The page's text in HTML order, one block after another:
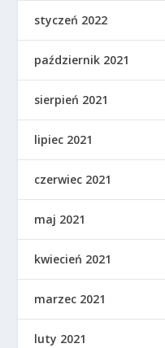
styczeń 2022
październik 2021
sierpień 2021
lipiec 2021
czerwiec 2021
maj 2021
kwiecień 2021
marzec 2021
luty 2021